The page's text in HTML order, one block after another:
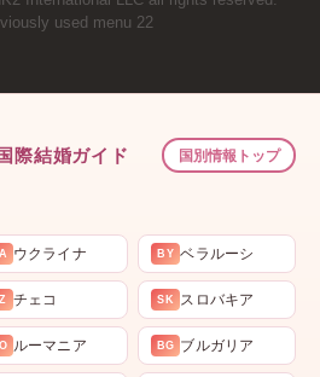
used menu 22
際結婚ガイド 国別情報トップ
ウクライナ BY ベラルーシ
チェコ SK スロバキア
ルーマニア BG ブルガリア